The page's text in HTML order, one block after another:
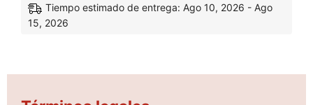
Tiempo estimado de entrega: Ago 10, 2026 - Ago
15, 2026